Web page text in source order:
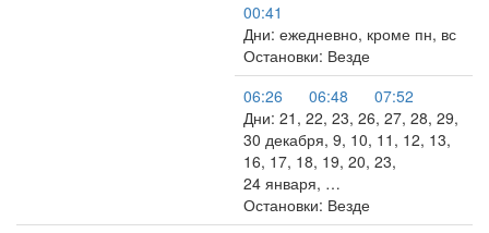
00:41
Дни: ежедневно, кроме пн, вс
Остановки: Везде
06:26
06:48
07:52
Дни: 21, 22, 23, 26, 27, 28, 29,
30 декабря, 9, 10, 11, 12, 13,
16, 17, 18, 19, 20, 23,
24 января, …
Остановки: Везде